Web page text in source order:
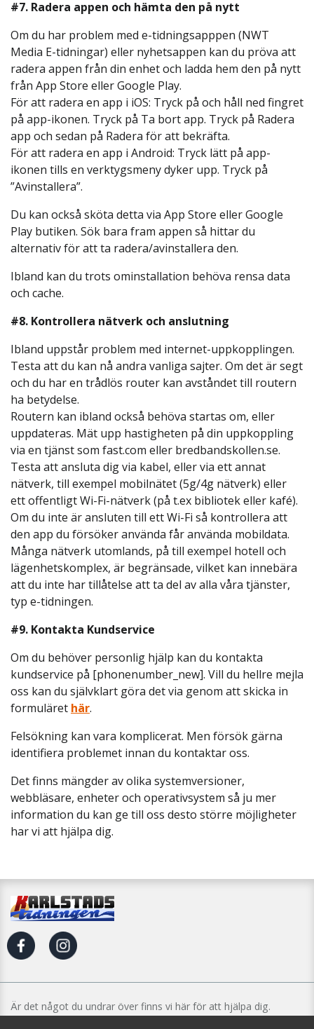
#7. Radera appen och hämta den på nytt
Om du har problem med e-tidningsapppen (NWT
Media E-tidningar) eller nyhetsappen kan du pröva att
radera appen från din enhet och ladda hem den på nytt
från App Store eller Google Play.
För att radera en app i iOS: Tryck på och håll ned fingret
på app-ikonen. Tryck på Ta bort app. Tryck på Radera
app och sedan på Radera för att bekräfta.
För att radera en app i Android: Tryck lätt på app-
ikonen tills en verktygsmeny dyker upp. Tryck på
”Avinstallera”.
Du kan också sköta detta via App Store eller Google
Play butiken. Sök bara fram appen så hittar du
alternativ för att ta radera/avinstallera den.
Ibland kan du trots ominstallation behöva rensa data
och cache.
#8. Kontrollera nätverk och anslutning
Ibland uppstår problem med internet-uppkopplingen.
Testa att du kan nå andra vanliga sajter. Om det är segt
och du har en trådlös router kan avståndet till routern
ha betydelse.
Routern kan ibland också behöva startas om, eller
uppdateras. Mät upp hastigheten på din uppkoppling
via en tjänst som fast.com eller bredbandskollen.se.
Testa att ansluta dig via kabel, eller via ett annat
nätverk, till exempel mobilnätet (5g/4g nätverk) eller
ett offentligt Wi-Fi-nätverk (på t.ex bibliotek eller kafé).
Om du inte är ansluten till ett Wi-Fi så kontrollera att
den app du försöker använda får använda mobildata.
Många nätverk utomlands, på till exempel hotell och
lägenhetskomplex, är begränsade, vilket kan innebära
att du inte har tillåtelse att ta del av alla våra tjänster,
typ e-tidningen.
#9. Kontakta Kundservice
Om du behöver personlig hjälp kan du kontakta
kundservice på [phonenumber_new]. Vill du hellre mejla
oss kan du självklart göra det via genom att skicka in
formuläret här.
Felsökning kan vara komplicerat. Men försök gärna
identifiera problemet innan du kontaktar oss.
Det finns mängder av olika systemversioner,
webbläsare, enheter och operativsystem så ju mer
information du kan ge till oss desto större möjligheter
har vi att hjälpa dig.
Är det något du undrar över finns vi här för att hjälpa dig.